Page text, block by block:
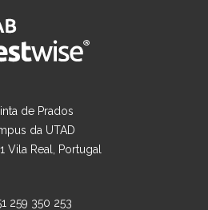
de Prados
da UTAD
Vila Real, Portugal
259 350 253